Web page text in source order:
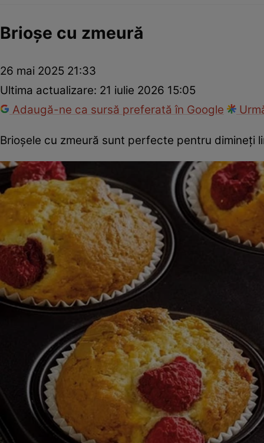
Brioșe cu zmeură
26 mai 2025 21:33
Ultima actualizare: 21 iulie 2026 15:05
Adaugă-ne ca sursă preferată în Google
Brioșele cu zmeură sunt perfecte pentru dimineți